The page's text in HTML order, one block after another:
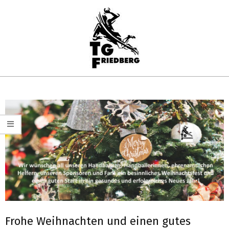
TG
FRIEDBERG
HANDBALL
Menu
Frohe Weihnachten und einen gutes